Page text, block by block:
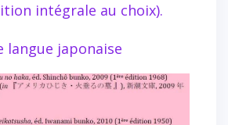
intégrale au choix).
langue japonaise